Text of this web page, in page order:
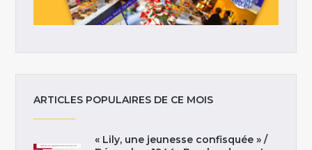
ARTICLES POPULAIRES DE CE MOIS
« Lily, une jeunesse confisquée » /